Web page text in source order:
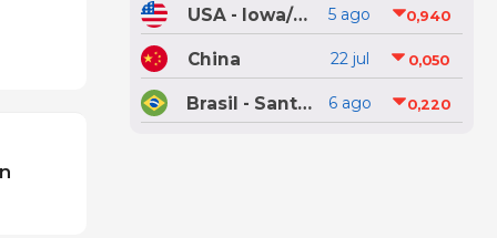
USA - Iowa/Minnesota 5 ago 0,940
China 22 jul 0,050
Brasil - Santa Catarina 6 ago 0,220